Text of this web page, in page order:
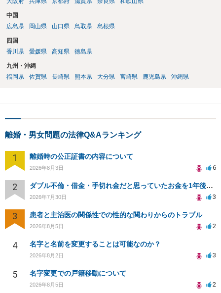
中国
広島県
岡山県 山口県 鳥取県 島根県
四国
香川県
愛媛県 高知県 徳島県
九州・沖縄
福岡県
佐賀県 長崎県 熊本県 大分県 宮崎県 鹿児島県 沖縄県
離婚・男女問題の法律Q&Aランキング
1 離婚時の公正証書の内容について
2026年8月3日 6
2 ダブル不倫・借金・手切れ金だと思っていたお金を1年後いまさら脅迫罪として通知書が来てまとめて請求
2026年7月30日 3
3 患者と主治医の関係性での性的な関わりからのトラブル
2026年8月5日 2
4 名字と名前を変更することは可能なのか？
2026年8月2日 3
5 名字変更での戸籍移動について
2026年8月5日 2